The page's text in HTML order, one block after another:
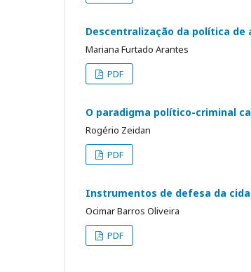
Descentralização da política
Mariana Furtado Arantes
PDF
O paradigma político-criminal
Rogério Zeidan
PDF
Instrumentos de defesa da
Ocimar Barros Oliveira
PDF